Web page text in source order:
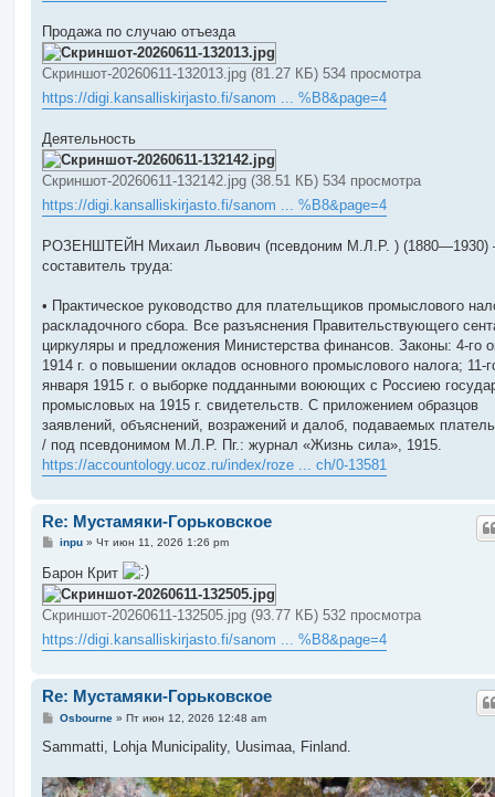
Продажа по случаю отъезда
Скриншот-20260611-132013.jpg (81.27 КБ) 534 просмотра
https://digi.kansalliskirjasto.fi/sanom ... %B8&page=4
Деятельность
Скриншот-20260611-132142.jpg (38.51 КБ) 534 просмотра
https://digi.kansalliskirjasto.fi/sanom ... %B8&page=4
РОЗЕНШТЕЙН Михаил Львович (псевдоним М.Л.Р. )
составитель труда:
• Практическое руководство для плательщиков промыслового
раскладочного сбора. Все разъяснения Правительствующего
циркуляры и предложения Министерства финансов. Законы: 4-го
1914 г. о повышении окладов основного промыслового налога; 11-
января 1915 г. о выборке подданными воюющих с Россиею
промысловых на 1915 г. свидетельств. С приложением образцов
заявлений, объяснений, возражений и далоб, подаваемых
/ под псевдонимом М.Л.Р. Пг.: журнал «Жизнь сила», 1915.
https://accountology.ucoz.ru/index/roze ... ch/0-13581
Re: Мустамяки-Горьковское
С
б
щ
е
н
и
е
inpu» Чт июн 11, 2026 1:26 pm
Барон Крит
Скриншот-20260611-132505.jpg (93.77 КБ) 532 просмотра
https://digi.kansalliskirjasto.fi/sanom ... %B8&page=4
Re: Мустамяки-Горьковское
С
о
е
Osbourne» Пт июн 12, 2026 12:48 am
Sammatti, Lohja Municipality, Uusimaa, Finland.